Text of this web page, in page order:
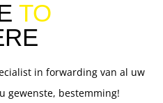
TO
in forwarding van al uw
gewenste, bestemming!